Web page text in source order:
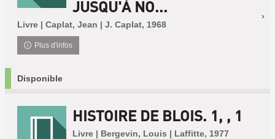
JUSQU'À NO...
Livre | Caplat, Jean | J. Caplat, 1968
Plus d'infos
Disponible
HISTOIRE DE BLOIS. 1, , 1
Livre | Bergevin, Louis | Laffitte, 1977